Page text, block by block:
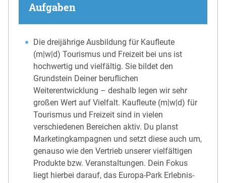
Aufgaben
Die dreijährige Ausbildung für Kaufleute
(m|w|d) Tourismus und Freizeit bei uns ist
hochwertig und vielfältig. Sie bildet den
Grundstein Deiner beruflichen
Weiterentwicklung – deshalb legen wir sehr
großen Wert auf Vielfalt. Kaufleute (m|w|d) für
Tourismus und Freizeit sind in vielen
verschiedenen Bereichen aktiv. Du planst
Marketingkampagnen und setzt diese auch um,
genauso wie den Vertrieb unserer vielfältigen
Produkte bzw. Veranstaltungen. Dein Fokus
liegt hierbei darauf, das Europa-Park Erlebnis-